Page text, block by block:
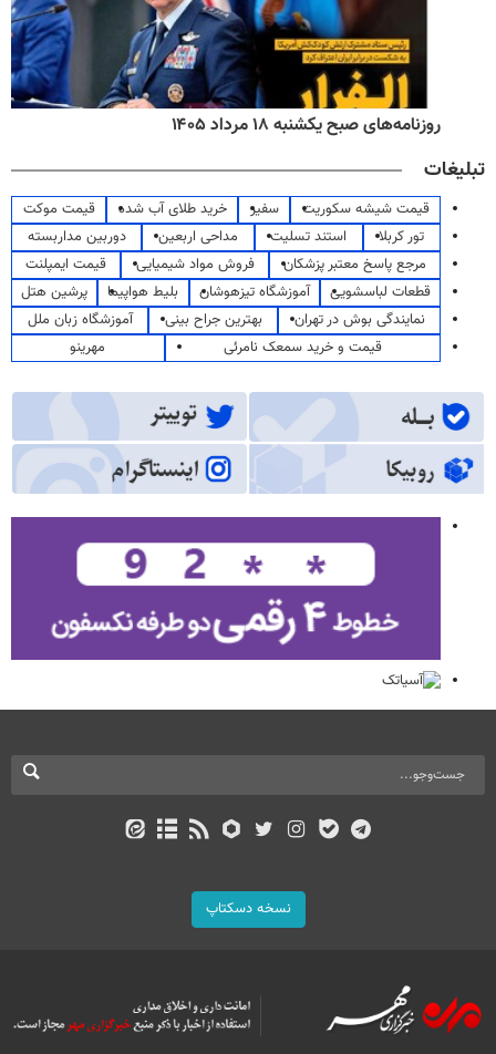
روزنامه‌های صبح یکشنبه ۱۸ مرداد ۱۴۰۵
تبلیغات
قیمت شیشه سکوریت سفیر خرید طلای آب شده
قیمت موکت
تور کربلا
استند تسلیت مداحی اربعین
دوربین مداربسته
مرجع پاسخ معتبر پزشکان
فروش مواد شیمیایی
قیمت ایمپلنت
قطعات لباسشویی
آموزشگاه تیزهوشان بلیط هواپیما
پرشین هتل
نمایندگی بوش در تهران
بهترین جراح بینی
آموزشگاه زبان ملل
قیمت و خرید سمعک نامرئی
مهرینو
نسخه دسکتاپ